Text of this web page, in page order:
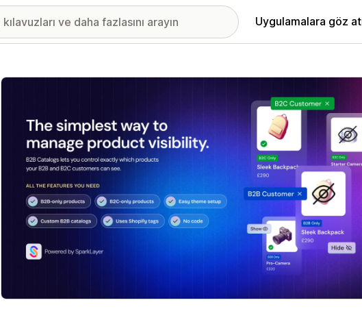
Uygulamalara göz
Öne çıkan görsel galerisi